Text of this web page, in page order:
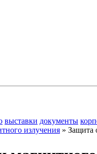
выставки документы
излучения » Защита